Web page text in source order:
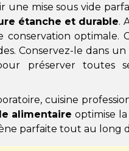
une mise sous vide
étanche et durable.
conservation optimale.
Conservez-le dans
préserver toutes
cuisine
alimentaire optimise
parfaite tout au long